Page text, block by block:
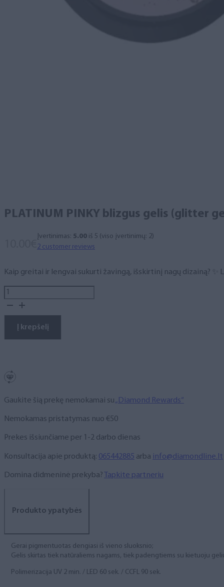
PLATINUM PINKY blizgus gelis (glitter
Įvertinimas: 5.00 iš 5 (viso įvertinimų: 2)
2 customer reviews
Kaip greitai ir lengvai sukurti žavingą, išskirtinį nagų dizainą?
produkto
kiekis:
PINKY
blizgus
5
ml
Į krepšelį
Gaukite šią prekę nemokamai su„Diamond Rewards“
Nemokamas pristatymas nuo €50
Prekes išsiunčiame per 1-2 darbo dienas
Konsultacija apie produktą: 065442885 arba info@diamondline.lt
Domina didmeninė prekyba? Tapkite partneriu
Produkto ypatybės
Gerai pigmentuotas dengiasi iš vieno sluoksnio;
Gelis skirtas tiek natūraliems nagams, tiek padengtiems su kietuoju
Polimerizacija UV 2 min. / LED 60 sek. / CCFL 90 sek.